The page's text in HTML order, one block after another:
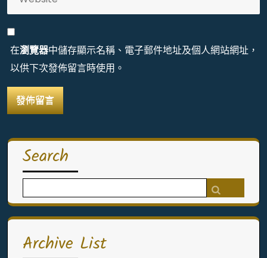
在瀏覽器中儲存顯示名稱、電子郵件地址及個人網站網址，
以供下次發佈留言時使用。
Search
for:
Archive List